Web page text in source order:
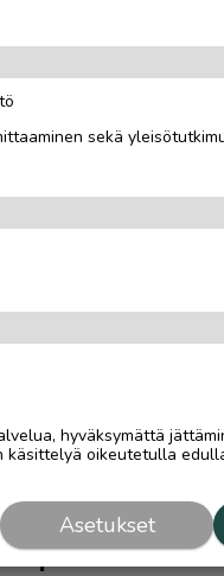
oli
itse
Tolkuttoman
kotona – tarvitset vain
sekä
hyväksymättä
käsittelyä oikeutetulla
Asetukset